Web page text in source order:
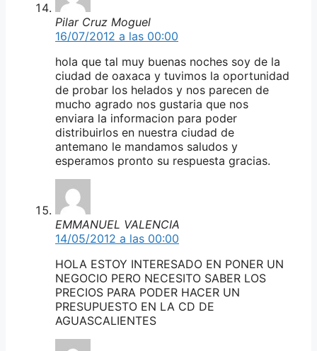
Pilar Cruz Moguel
16/07/2012 a las 00:00
hola que tal muy buenas noches soy de la
ciudad de oaxaca y tuvimos la oportunidad
de probar los helados y nos parecen de
mucho agrado nos gustaria que nos
enviara la informacion para poder
distribuirlos en nuestra ciudad de
antemano le mandamos saludos y
esperamos pronto su respuesta gracias.
EMMANUEL VALENCIA
14/05/2012 a las 00:00
HOLA ESTOY INTERESADO EN PONER UN
NEGOCIO PERO NECESITO SABER LOS
PRECIOS PARA PODER HACER UN
PRESUPUESTO EN LA CD DE
AGUASCALIENTES